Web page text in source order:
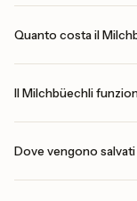
Quanto costa il
Il Milchbüechli
Dove vengono